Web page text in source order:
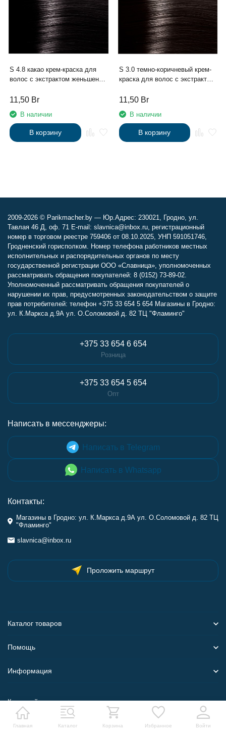
S 4.8 какао крем-краска для
волос с экстрактом женьшеня
Studio Professional , 100 мл
11,50 Br
В наличии
В корзину
S 3.0 темно-коричневый крем-
краска для волос с экстрактом
протеинами линии Studio
11,50 Br
В наличии
В корзину
Главная Каталог Корзина Избранное Войти
2009-2026 © Parikmacher.by — Юр.Адрес: 230021, Гродно, ул.
Тавлая 46 Д, оф. 71 E-mail: slavnica@inbox.ru, регистрационный
номер в торговом реестре 759406 от 08.10.2025, УНП 591051746,
Гродненский горисполком. Номер телефона работников местных
исполнительных и распорядительных органов по месту
государственной регистрации ООО «Славница», уполномоченных
рассматривать обращения покупателей: 8 (0152) 73-89-02.
Уполномоченный рассматривать обращения покупателей о
нарушении их прав, предусмотренных законодательством о защите
прав потребителей: телефон +375 33 654 5 654 Магазины в Гродно:
ул. К.Маркса д.9А ул. О.Соломовой д. 82 ТЦ "Фламинго"
+375 33 654 6 654
Розница
+375 33 654 5 654
Опт
Написать в мессенджеры:
Написать в Telegram
Написать в Whatsapp
Контакты:
Магазины в Гродно: ул. К.Маркса д.9А ул. О.Соломовой д. 82 ТЦ
"Фламинго"
slavnica@inbox.ru
Проложить маршрут
Каталог товаров
Помощь
Информация
Карта сайта